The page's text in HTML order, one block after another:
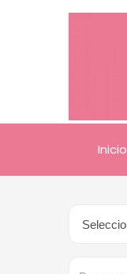
Inicio